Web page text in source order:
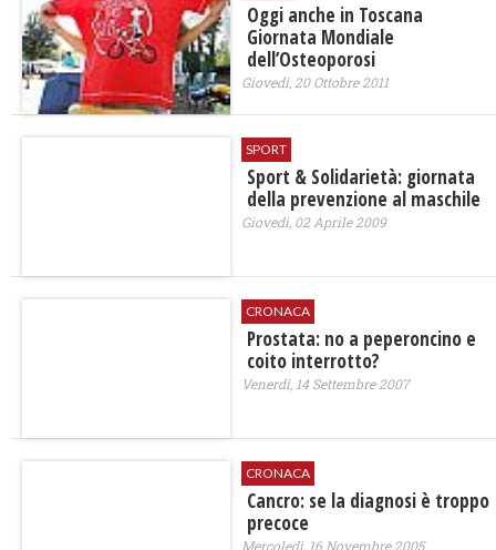
Oggi anche in Toscana
Giornata Mondiale
dell’Osteoporosi
Giovedì, 20 Ottobre 2011
SPORT
Sport & Solidarietà: giornata
della prevenzione al maschile
Giovedì, 02 Aprile 2009
CRONACA
Prostata: no a peperoncino e
coito interrotto?
Venerdì, 14 Settembre 2007
CRONACA
Cancro: se la diagnosi è troppo
precoce
Mercoledì, 16 Novembre 2005